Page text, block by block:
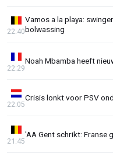
Vamos a la playa:
bolwassing
22:40
Noah Mbamba heeft
22:29
Crisis lonkt voor PSV
22:05
'AA Gent schrikt: Franse
21:45